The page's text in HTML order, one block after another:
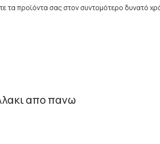
τα προϊόντα σας στον συντομότερο δυνατό
απο πανω